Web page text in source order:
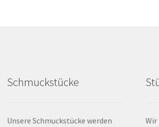
Schmuckstücke
Unsere Schmuckstücke werden
Wir